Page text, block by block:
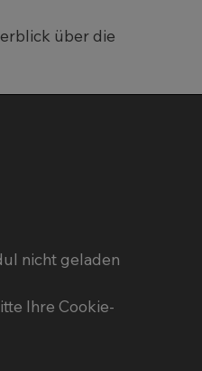
über die
nicht geladen
Ihre Cookie-